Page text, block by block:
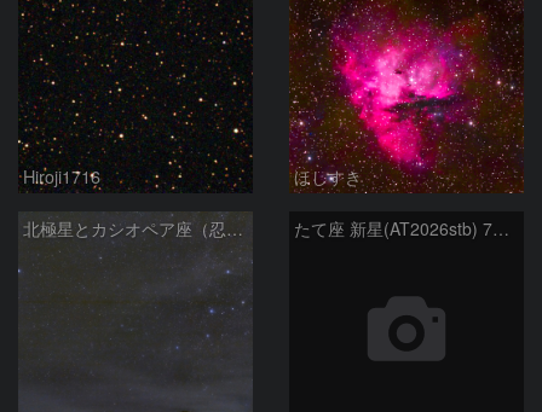
Hiroji1716 ほしすき
北極星とカシオペア座（忍び寄る秋） たて座 新星(AT2026stb) 7月14日 Seestar50